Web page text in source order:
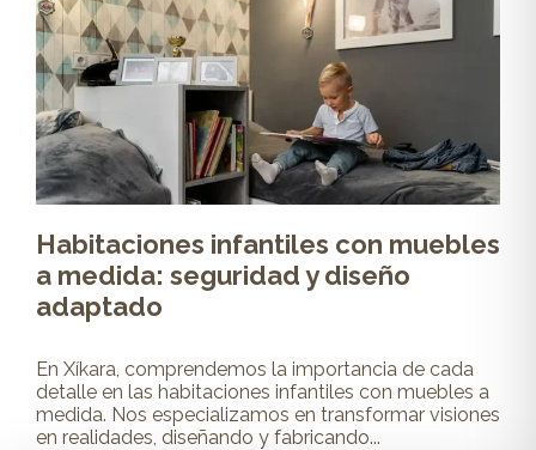
Habitaciones infantiles con muebles
a medida: seguridad y diseño
adaptado
En Xíkara, comprendemos la importancia de cada
detalle en las habitaciones infantiles con muebles a
medida. Nos especializamos en transformar visiones
en realidades, diseñando y fabricando...